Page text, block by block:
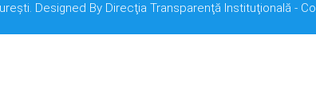
Designed By Direcţia Transparenţă Instituţională -